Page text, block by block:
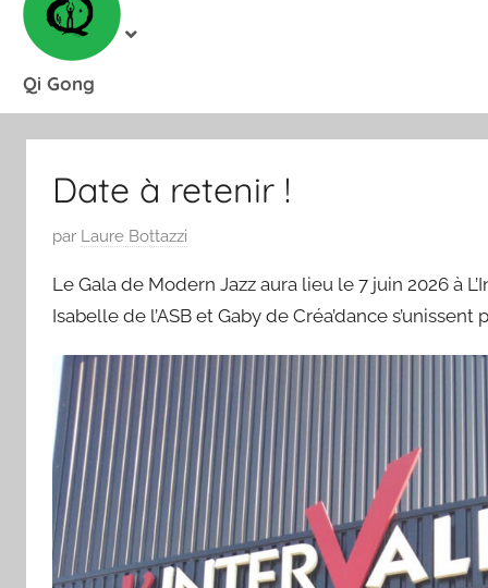
Qi Gong
Date à retenir !
P
b
l
é
e
0
9
/
0
3
par Laure Bottazzi
Le Gala de Modern Jazz aura lieu le 7 juin 2026 à
Isabelle de l’ASB et Gaby de Créa’dance s’unissent